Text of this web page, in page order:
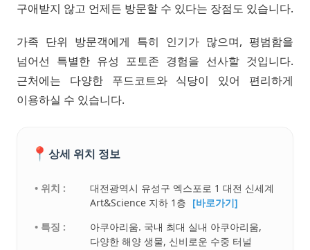
구애받지 않고 언제든 방문할 수 있다는 장점도 있습니다.
가족 단위 방문객에게 특히 인기가 많으며, 평범함을
넘어선 특별한 유성 포토존 경험을 선사할 것입니다.
근처에는 다양한 푸드코트와 식당이 있어 편리하게
이용하실 수 있습니다.
📍 상세 위치 정보
• 위치 :
대전광역시 유성구 엑스포로 1 대전 신세계
Art&Science 지하 1층 [바로가기]
• 특징 :
아쿠아리움. 국내 최대 실내 아쿠아리움,
다양한 해양 생물, 신비로운 수중 터널